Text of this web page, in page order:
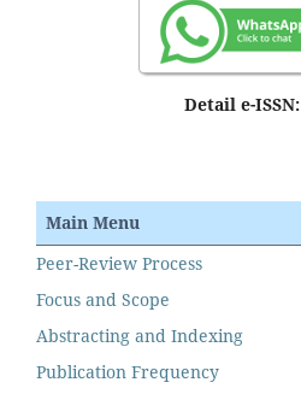
Detail e-ISSN:
Main Menu
Peer-Review Process
Focus and Scope
Abstracting and Indexing
Publication Frequency